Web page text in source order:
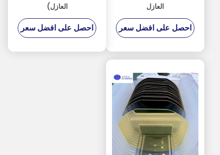
العازل
احصل على افضل سعر
العازل)
احصل على افضل سعر